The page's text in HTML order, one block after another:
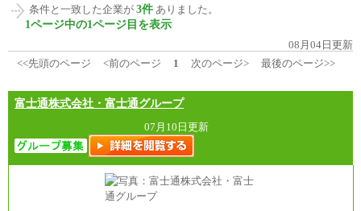
条件と一致した企業が 3件 ありました。
1ページ中の1ページ目を表示
08月04日更新
<<先頭のページ
<前のページ 1 次のページ> 最後のページ>>
富士通株式会社・富士通グループ
07月10日更新